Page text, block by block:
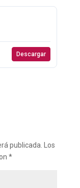
Descargar
publicada.
Los
*